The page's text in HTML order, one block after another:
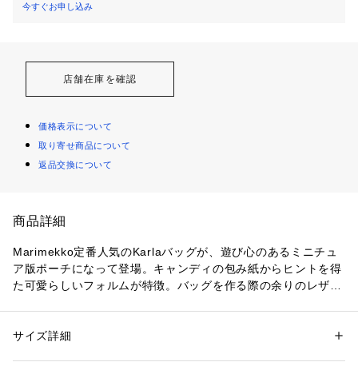
今すぐお申し込み
店舗在庫を確認
価格表示について
取り寄せ商品について
返品交換について
商品詳細
Marimekko定番人気のKarlaバッグが、遊び心のあるミニチュ
ア版ポーチになって登場。キャンディの包み紙からヒントを得
た可愛らしいフォルムが特徴。バッグを作る際の余りのレザー
ただけます。
性別：レディース
素材：牛革
サイズ詳細